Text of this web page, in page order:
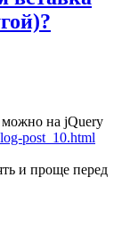
можно на jQuery
post_10.html
и проще перед